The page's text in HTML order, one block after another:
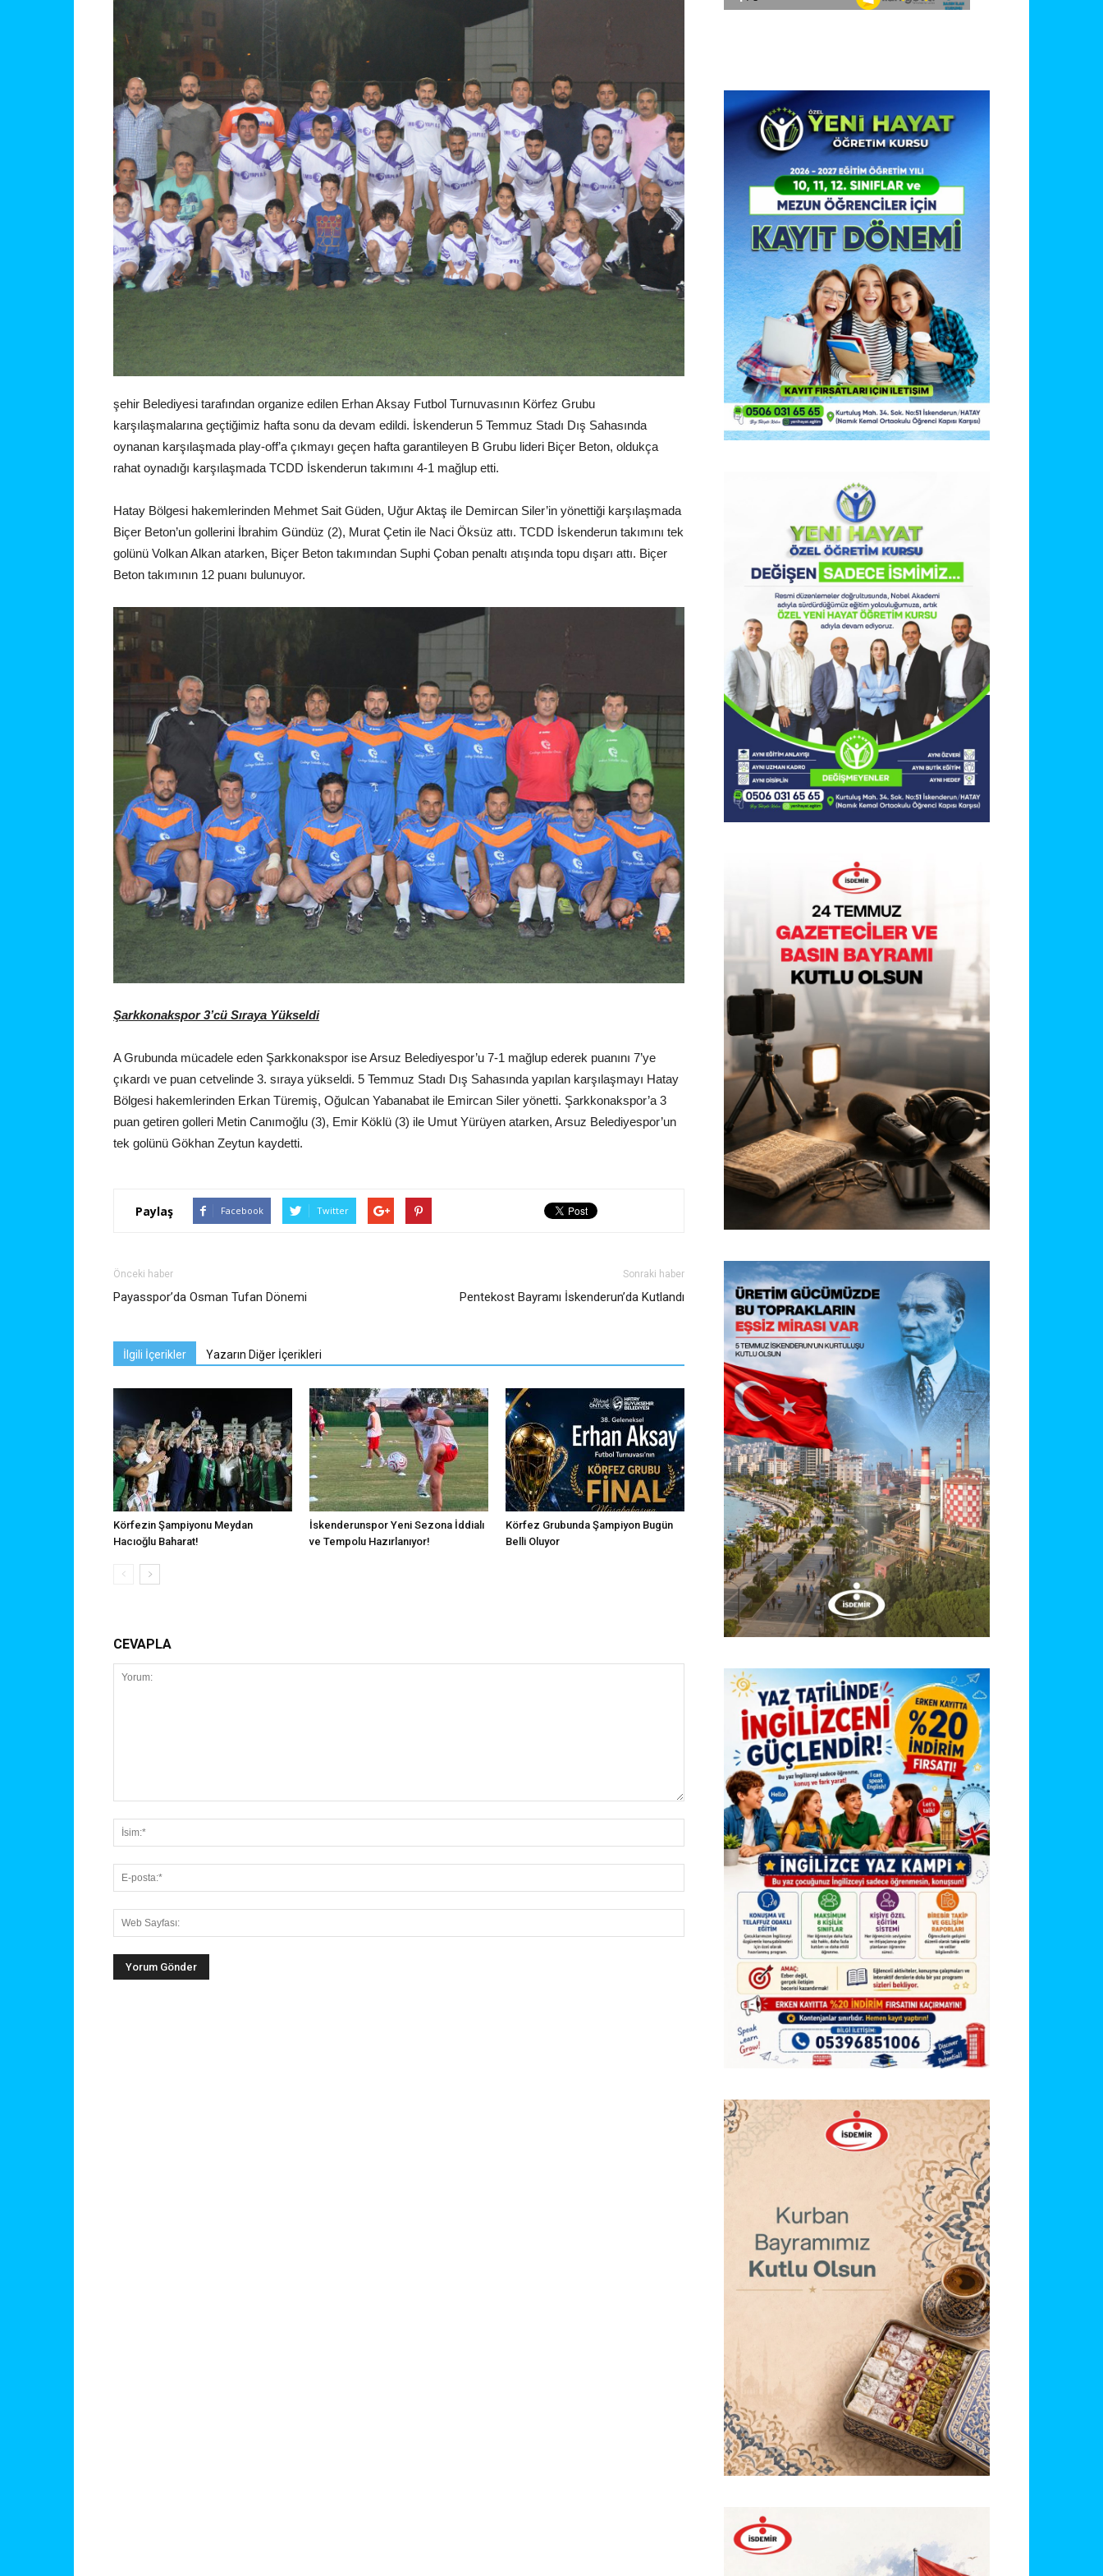
şehir Belediyesi tarafından organize edilen Erhan Aksay Futbol Turnuvasının Körfez Grubu
karşılaşmalarına geçtiğimiz hafta sonu da devam edildi. İskenderun 5 Temmuz Stadı Dış Sahasında
oynanan karşılaşmada play-off’a çıkmayı geçen hafta garantileyen B Grubu lideri Biçer Beton, oldukça
rahat oynadığı karşılaşmada TCDD İskenderun takımını 4-1 mağlup etti.
Hatay Bölgesi hakemlerinden Mehmet Sait Güden, Uğur Aktaş ile Demircan Siler’in yönettiği karşılaşmada
Biçer Beton’un gollerini İbrahim Gündüz (2), Murat Çetin ile Naci Öksüz attı. TCDD İskenderun takımını tek
golünü Volkan Alkan atarken, Biçer Beton takımından Suphi Çoban penaltı atışında topu dışarı attı. Biçer
Beton takımının 12 puanı bulunuyor.
Şarkkonakspor 3’cü Sıraya Yükseldi
A Grubunda mücadele eden Şarkkonakspor ise Arsuz Belediyespor’u 7-1 mağlup ederek puanını 7’ye
çıkardı ve puan cetvelinde 3. sıraya yükseldi. 5 Temmuz Stadı Dış Sahasında yapılan karşılaşmayı Hatay
Bölgesi hakemlerinden Erkan Türemiş, Oğulcan Yabanabat ile Emircan Siler yönetti. Şarkkonakspor’a 3
puan getiren golleri Metin Canımoğlu (3), Emir Köklü (3) ile Umut Yürüyen atarken, Arsuz Belediyespor’un
tek golünü Gökhan Zeytun kaydetti.
Paylaş Facebook Twitter
Önceki haber
Payasspor’da Osman Tufan Dönemi
Sonraki haber
Pentekost Bayramı İskenderun’da Kutlandı
İlgili İçerikler Yazarın Diğer İçerikleri
Körfezin Şampiyonu Meydan
Hacıoğlu Baharat!
İskenderunspor Yeni Sezona İddialı
ve Tempolu Hazırlanıyor!
Körfez Grubunda Şampiyon Bugün
Belli Oluyor
CEVAPLA